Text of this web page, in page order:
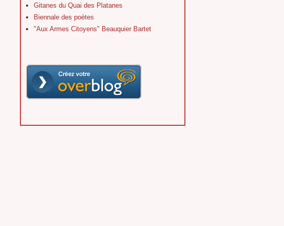
Gitanes du Quai des Platanes
Biennale des poètes
"Aux Armes Citoyens" Beauquier Bartet